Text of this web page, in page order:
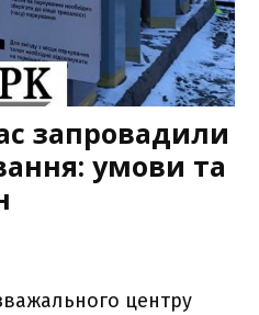
запровадили
умови та
центру